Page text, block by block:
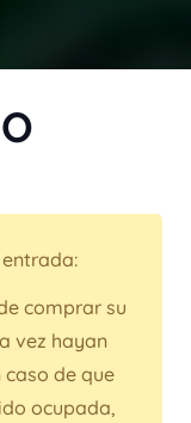
entrada:
comprar su
vez hayan
caso de que
ocupada,